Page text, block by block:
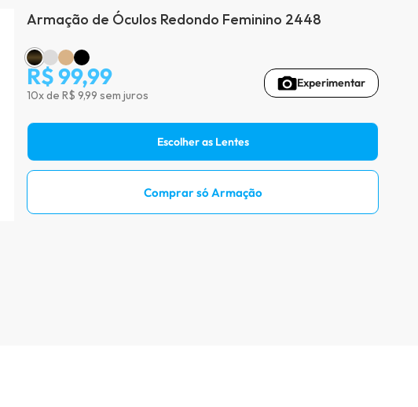
Armação de Óculos Redondo Feminino 2448
R$ 99,99
10x de R$ 9,99 sem juros
Experimentar
Escolher as Lentes
Comprar só Armação